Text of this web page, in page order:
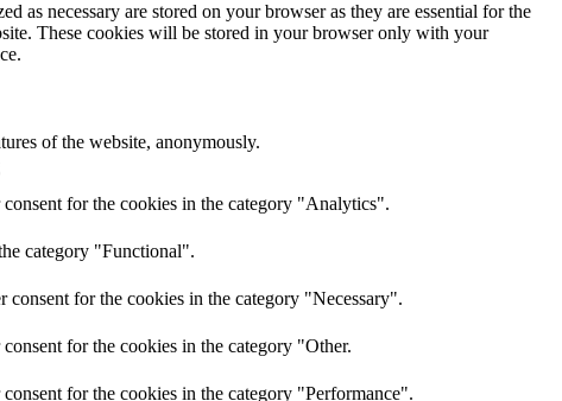
as necessary are stored on your browser as they are essential for the
These cookies will be stored in your browser only with your
of the website, anonymously.
for the cookies in the category "Analytics".
category "Functional".
for the cookies in the category "Necessary".
for the cookies in the category "Other.
for the cookies in the category "Performance".